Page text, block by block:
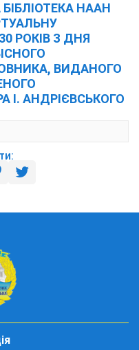
НААН
РОКІВ З ДНЯ
ВИДАНОГО
І. АНДРІЄВСЬКОГО